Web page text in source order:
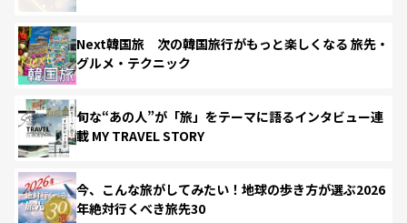
Next韓国旅 次の韓国旅行がもっと楽しくなる 旅先・
グルメ・テクニック
旬な“あの人”が「旅」をテーマに語るインタビュー連
載 MY TRAVEL STORY
今、こんな旅がしてみたい！地球の歩き方が選ぶ2026
年絶対行くべき旅先30